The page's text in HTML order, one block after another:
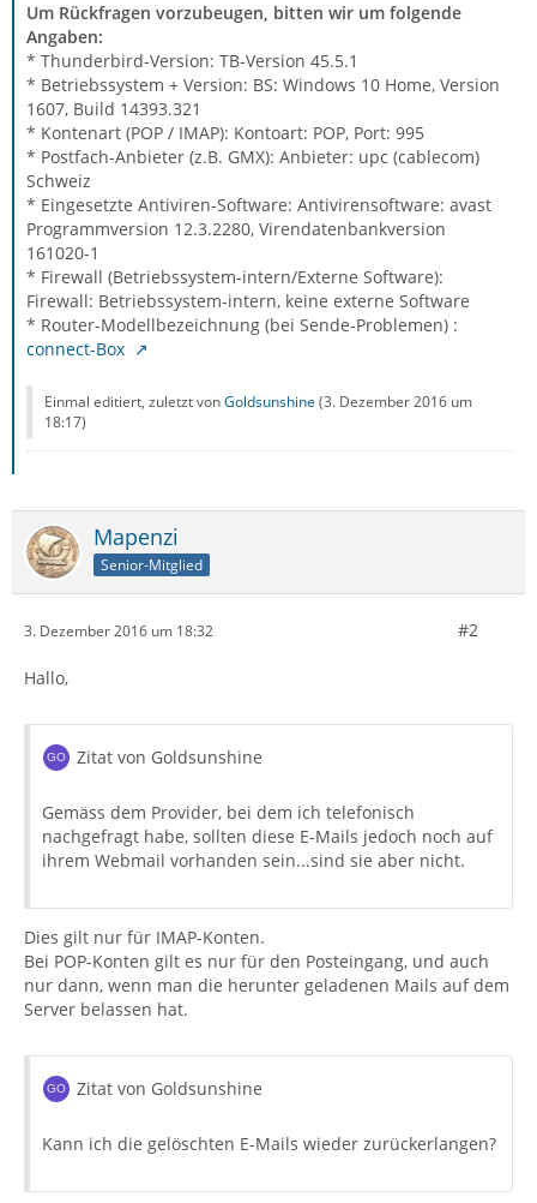
Um Rückfragen vorzubeugen, bitten wir um folgende
Angaben:
* Thunderbird-Version: TB-Version 45.5.1
* Betriebssystem + Version: BS: Windows 10 Home, Version
1607, Build 14393.321
* Kontenart (POP / IMAP): Kontoart: POP, Port: 995
* Postfach-Anbieter (z.B. GMX): Anbieter: upc (cablecom)
Schweiz
* Eingesetzte Antiviren-Software: Antivirensoftware: avast
Programmversion 12.3.2280, Virendatenbankversion
161020-1
* Firewall (Betriebssystem-intern/Externe Software):
Firewall: Betriebssystem-intern, keine externe Software
* Router-Modellbezeichnung (bei Sende-Problemen) :
connect-Box
Einmal editiert, zuletzt vonGoldsunshine (3. Dezember 2016 um
18:17)
Mapenzi
Senior-Mitglied
3. Dezember 2016 um 18:32 #2
Hallo,
Zitat von Goldsunshine
Gemäss dem Provider, bei dem ich telefonisch
nachgefragt habe, sollten diese E-Mails jedoch noch auf
ihrem Webmail vorhanden sein...sind sie aber nicht.
Dies gilt nur für IMAP-Konten.
Bei POP-Konten gilt es nur für den Posteingang, und auch
nur dann, wenn man die herunter geladenen Mails auf dem
Server belassen hat.
Zitat von Goldsunshine
Kann ich die gelöschten E-Mails wieder zurückerlangen?